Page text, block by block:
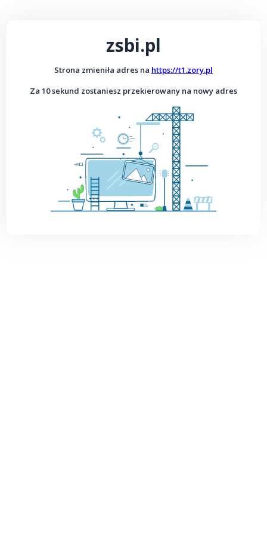
zsbi.pl
Strona zmieniła adres na https://t1.zory.pl
Za 10 sekund zostaniesz przekierowany na nowy adres